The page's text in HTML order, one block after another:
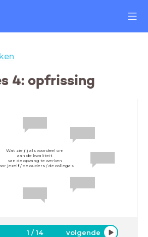
4: opfrissing
Wat zie jij als voordeel om
aan de kwaliteit
van de opvang te werken
jezelf / de ouders / de collega's
1 /14 volgende